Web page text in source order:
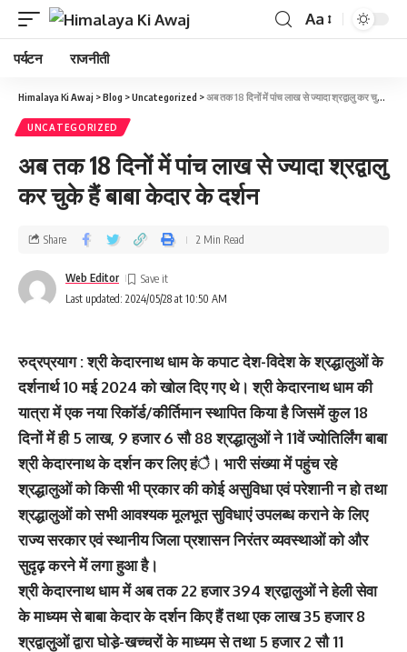
Aa
पर्यटन राजनीती
Himalaya Ki Awaj >Blog >Uncategorized >अब तक 18 दिनों में पांच लाख से ज्‍यादा श्रद्वालु कर चुके हैं बाबा केदार के दर्शन
UNCATEGORIZED
अब तक 18 दिनों में पांच लाख से ज्‍यादा श्रद्वालु
कर चुके हैं बाबा केदार के दर्शन
Last updated: 2024/05/28 at 10:50 AM
Web Editor
Share 2 Min Read
रुद्रप्रयाग : श्री केदारनाथ धाम के कपाट देश-विदेश के श्रद्धालुओं के
दर्शनार्थ 10 मई 2024 को खोल दिए गए थे। श्री केदारनाथ धाम की
यात्रा में एक नया रिकॉर्ड/कीर्तिमान स्थापित किया है जिसमें कुल 18
दिनों में ही 5 लाख, 9 हजार 6 सौ 88 श्रद्धालुओं ने 11वें ज्योतिर्लिंग बाबा
श्री केदारनाथ के दर्शन कर लिए हंै। भारी संख्या में पहुंच रहे
श्रद्धालुओं को किसी भी प्रकार की कोई असुविधा एवं परेशानी न हो तथा
श्रद्धालुओं को सभी आवश्यक मूलभूत सुविधाएं उपलब्ध कराने के लिए
राज्य सरकार एवं स्थानीय जिला प्रशासन निरंतर व्यवस्थाओं को और
सुदृढ़ करने में लगा हुआ है।
श्री केदारनाथ धाम में अब तक 22 हजार 394 श्रद्वालुओं ने हेली सेवा
के माध्यम से बाबा केदार के दर्शन किए हैं तथा एक लाख 35 हजार 8
श्रद्वालुओं द्वारा घोडे़-खच्चरों के माध्यम से तथा 5 हजार 2 सौ 11